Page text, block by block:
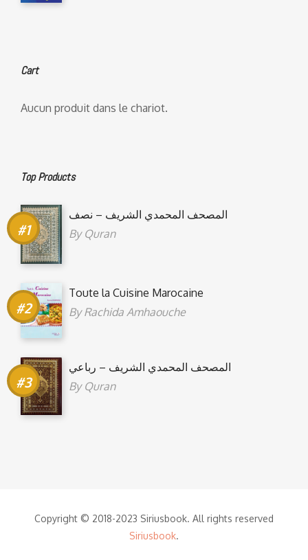
Cart
Aucun produit dans le chariot.
Top Products
المصحف المحمدي الشريف – نصف
By Quran
Toute la Cuisine Marocaine
ByRachida Amhaouche
المصحف المحمدي الشريف – رباعي
By Quran
Copyright © 2018-2023 Siriusbook. All rights reserved
Siriusbook.